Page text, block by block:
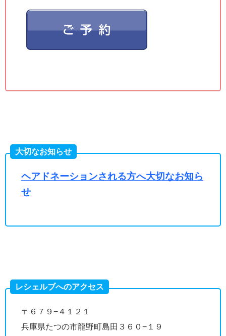
大切なお知らせ
ヘアドネーションされる方へ大切なお知ら
せ
レシェルブへのアクセス
〒６７９−４１２１
兵庫県たつの市龍野町島田３６０−１９